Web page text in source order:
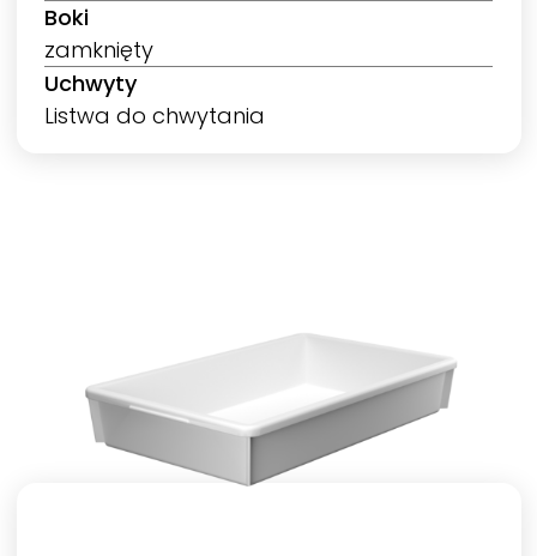
Boki
zamknięty
Uchwyty
Listwa do chwytania